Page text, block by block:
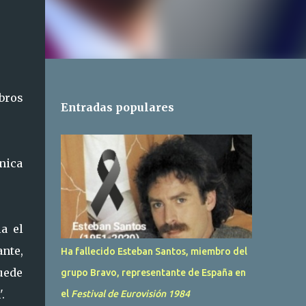
el
Entradas populares
Ha fallecido Esteban Santos, miembro del
grupo Bravo, representante de España en
el Festival de Eurovisión 1984